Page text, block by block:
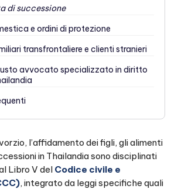
di successione
e ordini di protezione
transfrontaliere e clienti stranieri
avvocato specializzato in diritto
l’affidamento dei figli, gli alimenti
in Thailandia sono disciplinati
Libro V del Codice civile e
, integrato da leggi specifiche quali